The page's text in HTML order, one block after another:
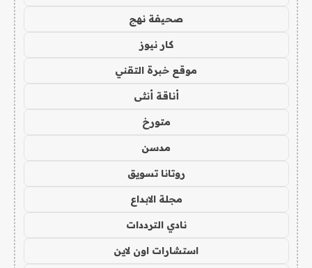
صحيفة نهج
كار نيوز
موقع خبرة التقني
أناقة أنثى
متورخ
مدسن
روتانا تسويق
مجلة الابداع
نادي الترددات
استشارات اون لاين